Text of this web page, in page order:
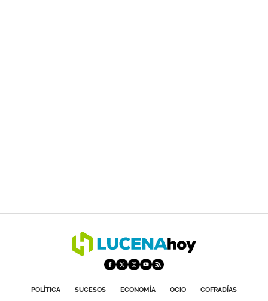
POLÍTICA SUCESOS ECONOMÍA OCIO
COFRADÍAS